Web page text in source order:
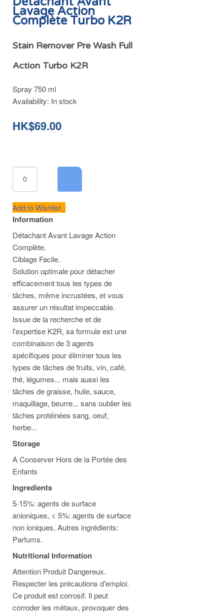
Lavage Action
Complète Turbo K2R
Stain Remover Pre Wash Full
Action Turbo K2R
Spray 750 ml
Availability: In stock
HK$69.00
Add to Wishlist
Information
Détachant Avant Lavage Action
Complète.
Ciblage Facile.
Solution optimale pour détacher
efficacement tous les types de
tâches, même incrustées, et vous
assurer un résultat impeccable.
Issue de la recherche et de
l'expertise K2R, sa formule est une
combinaison de 3 agents
spécifiques pour éliminer tous les
types de tâches de fruits, vin, café,
thé, légumes... mais aussi les
tâches de graisse, huile, sauce,
maquillage, beurre... sans oublier les
tâches protéinées sang, oeuf,
herbe...
Storage
A Conserver Hors de la Portée des
Enfants
Ingredients
5-15%: agents de surface
anioniques, < 5%: agents de surface
non ioniques, Autres ingrédients:
Parfums.
Nutritional Information
Attention Produit Dangereux.
Respecter les précautions d'emploi.
Ce produit est corrosif. Il peut
corroder les métaux, provoquer des